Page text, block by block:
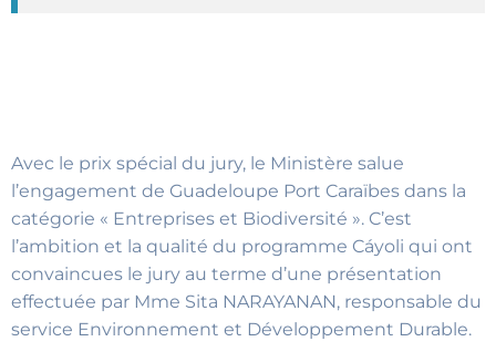
Avec le prix spécial du jury, le Ministère salue
l’engagement de Guadeloupe Port Caraïbes dans la
catégorie « Entreprises et Biodiversité ». C’est
l’ambition et la qualité du programme Cáyoli qui ont
convaincues le jury au terme d’une présentation
effectuée par Mme Sita NARAYANAN, responsable du
service Environnement et Développement Durable.